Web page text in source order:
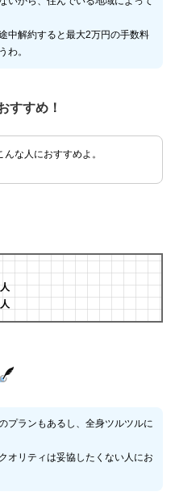
中解約すると最大2万円の手数料
わ。
すすめ！
んな人におすすめよ。
プランもあるし、全身ツルツルに
オリティは妥協したくない人にお